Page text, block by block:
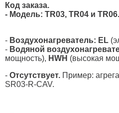
Код заказа.
- Модель: TR03, TR04 и TR06.
- Воздухонагреватель: EL
- Водяной
мощность), HWH (высокая
- Отсутствует. Пример:
SR03-R-CAV.